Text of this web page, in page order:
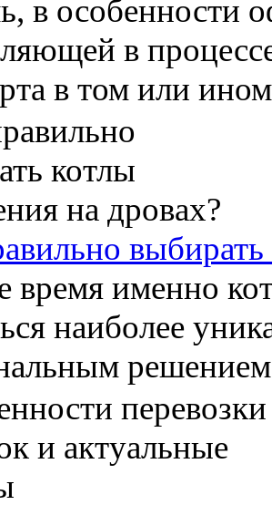
в особенности
в
в том или
время именно
наиболее